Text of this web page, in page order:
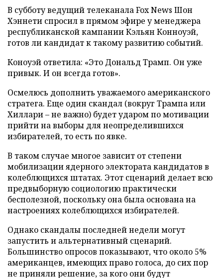
В субботу ведущий телеканала Fox News Шон
Хэннети спросил в прямом эфире у менеджера
республиканской кампании Кэльян Конноуэй,
готов ли кандидат к такому развитию событий.
Коноуэй ответила: «Это Дональд Трамп. Он уже
привык. И он всегда готов».
Осмелюсь дополнить уважаемого американского
стратега. Еще один скандал (вокруг Трампа или
Хиллари – не важно) будет ударом по мотивации
прийти на выборы для неопределившихся
избирателей, то есть по явке.
В таком случае многое зависит от степени
мобилизации ядерного электората кандидатов в
колеблющихся штатах. Этот сценарий делает всю
предвыборную социологию практически
бесполезной, поскольку она была основана на
настроениях колеблющихся избирателей.
Однако скандалы последней недели могут
запустить и альтернативный сценарий.
Большинство опросов показывают, что около 5%
американцев, имеющих право голоса, до сих пор
не приняли решение, за кого они будут